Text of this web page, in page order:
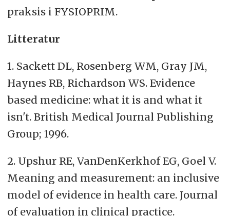
praksis i FYSIOPRIM.
Litteratur
1. Sackett DL, Rosenberg WM, Gray JM,
Haynes RB, Richardson WS. Evidence
based medicine: what it is and what it
isn't. British Medical Journal Publishing
Group; 1996.
2. Upshur RE, VanDenKerkhof EG, Goel V.
Meaning and measurement: an inclusive
model of evidence in health care. Journal
of evaluation in clinical practice.